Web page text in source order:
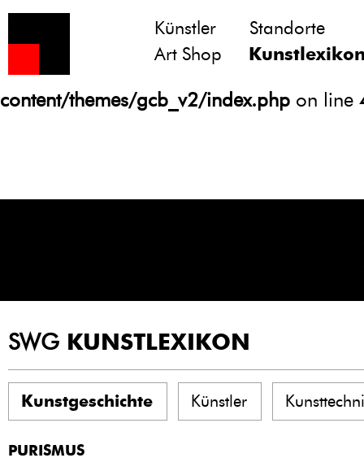
Notice
: Undefined variable: atts in
/homepages/21/d13550920/htdocs/
content/themes/gcb_v2/index.php on line
Künstler
Standorte
Art Shop
SWG KUNSTLEXIKON
Kunstgeschichte Künstler
PURISMUS